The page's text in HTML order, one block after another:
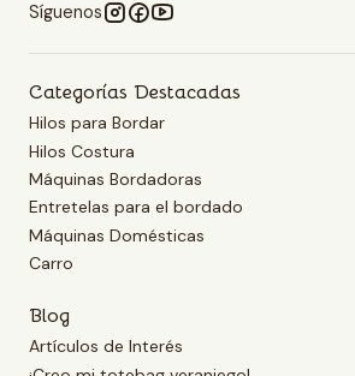
Síguenos
Categorías Destacadas
Hilos para Bordar
Hilos Costura
Máquinas Bordadoras
Entretelas para el bordado
Máquinas Domésticas
Carro
Blog
Artículos de Interés